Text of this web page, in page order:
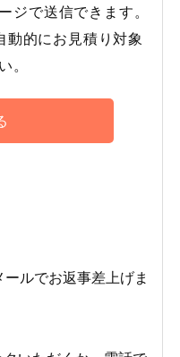
ジで送信できます。
動的にお見積り対象
。
ルでお返事差上げま